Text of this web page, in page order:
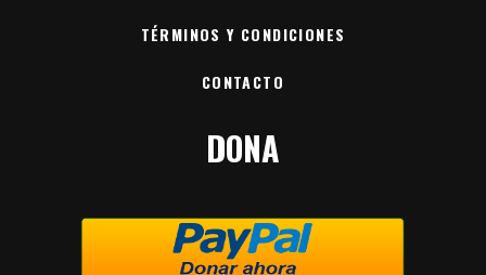
TÉRMINOS Y CONDICIONES
CONTACTO
DONA